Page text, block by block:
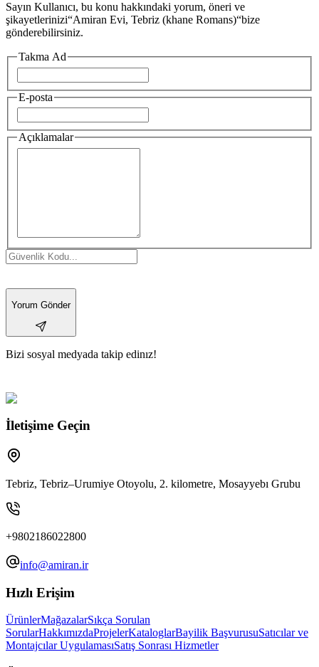
Sayın Kullanıcı, bu konu hakkındaki yorum, öneri ve
şikayetlerinizi“Amiran Evi, Tebriz (khane Romans)“bize
gönderebilirsiniz.
Takma Ad
E-posta
Açıklamalar
Yorum Gönder
Bizi sosyal medyada takip edinız!
İletişime Geçin
Tebriz, Tebriz–Urumiye Otoyolu, 2. kilometre, Mosayyebı Grubu
+9802186022800
info@amiran.ir
Hızlı Erişim
ÜrünlerMağazalarSıkça Sorulan
SorularHakkımızdaProjelerKataloglarBayilik BaşvurusuSatıcılar ve
Montajcılar UygulamasıSatış Sonrası Hizmetler